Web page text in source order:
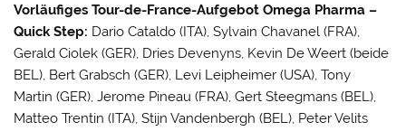
Vorläufiges Tour-de-France-Aufgebot Omega Pharma –
Quick Step: Dario Cataldo (ITA), Sylvain Chavanel (FRA),
Gerald Ciolek (GER), Dries Devenyns, Kevin De Weert (beide
BEL), Bert Grabsch (GER), Levi Leipheimer (USA), Tony
Martin (GER), Jerome Pineau (FRA), Gert Steegmans (BEL),
Matteo Trentin (ITA), Stijn Vandenbergh (BEL), Peter Velits